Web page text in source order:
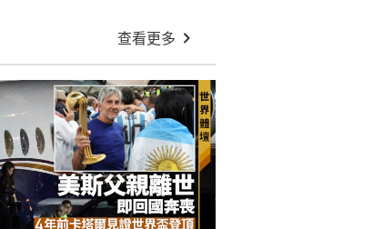
查看更多